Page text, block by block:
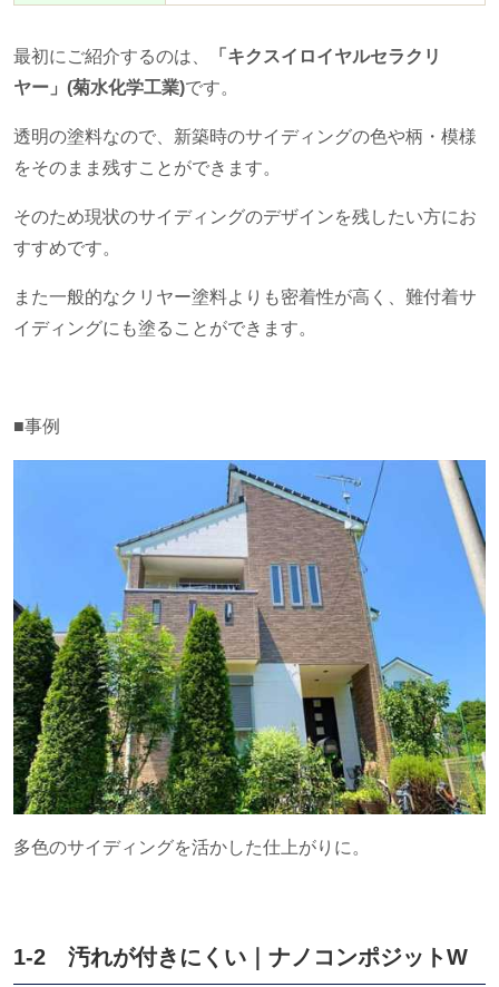
最初にご紹介するのは、
「キクスイロイヤルセラクリ
ヤー」(菊水化学工業)です。
透明の塗料なので、新築時のサイディングの色や柄・模様
をそのまま残すことができます。
そのため現状のサイディングのデザインを残したい方にお
すすめです。
また一般的なクリヤー塗料よりも密着性が高く、難付着サ
イディングにも塗ることができます。
■事例
多色のサイディングを活かした仕上がりに。
1-2 汚れが付きにくい｜ナノコンポジットW